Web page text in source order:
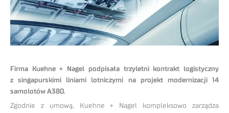
Firma Kuehne + Nagel podpisała trzyletni kontrakt logistyczny
z singapurskimi liniami lotniczymi na projekt modernizacji 14
samolotów A380.
Zgodnie z umową, Kuehne + Nagel kompleksowo zarządza